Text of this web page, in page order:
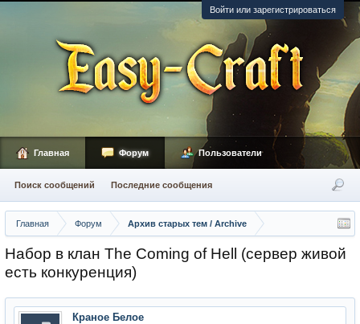
Войти или зарегистрироваться
Главная Форум Архив старых тем / Archive
Набор в клан The Coming of Hell (сервер живой
есть конкуренция)
Краное Белое
Главная Форум
Поиск сообщений Последние сообщения
Пользователи